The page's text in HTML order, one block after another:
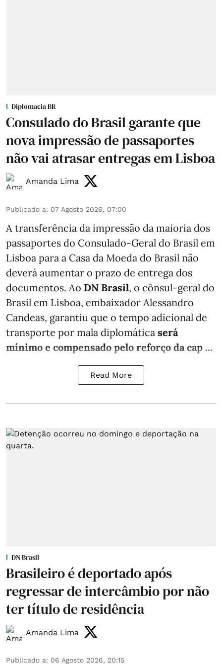
Diplomacia BR
Consulado do Brasil garante que
nova impressão de passaportes
não vai atrasar entregas em Lisboa
Amanda Lima
Publicado a: 07 Agosto 2026, 07:00
A transferência da impressão da maioria dos
passaportes do Consulado-Geral do Brasil em
Lisboa para a Casa da Moeda do Brasil não
deverá aumentar o prazo de entrega dos
documentos. Ao DN Brasil, o cônsul-geral do
Brasil em Lisboa, embaixador Alessandro
Candeas, garantiu que o tempo adicional de
transporte por mala diplomática será
mínimo e compensado pelo reforço da cap ...
Read More
DN Brasil
Brasileiro é deportado após
regressar de intercâmbio por não
ter título de residência
Amanda Lima
Publicado a: 06 Agosto 2026, 20:15